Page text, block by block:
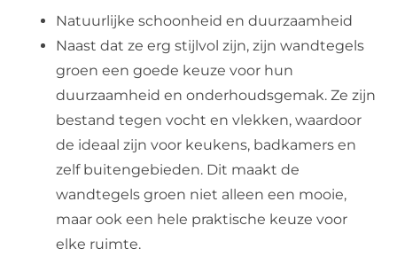
Natuurlijke schoonheid en duurzaamheid
Naast dat ze erg stijlvol zijn, zijn wandtegels
groen een goede keuze voor hun
duurzaamheid en onderhoudsgemak. Ze zijn
bestand tegen vocht en vlekken, waardoor
de ideaal zijn voor keukens, badkamers en
zelf buitengebieden. Dit maakt de
wandtegels groen niet alleen een mooie,
maar ook een hele praktische keuze voor
elke ruimte.